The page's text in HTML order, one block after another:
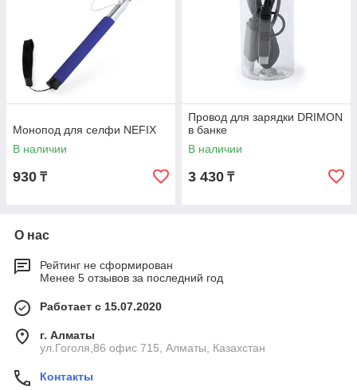
Монопод для селфи NEFIX
В наличии
930 ₸
Провод для зарядки DRIMON
в банке
В наличии
3 430 ₸
О нас
Рейтинг не сформирован
Менее 5 отзывов за последний год
Работает с 15.07.2020
г. Алматы
ул.Гоголя,86 офис 715, Алматы, Казахстан
Контакты